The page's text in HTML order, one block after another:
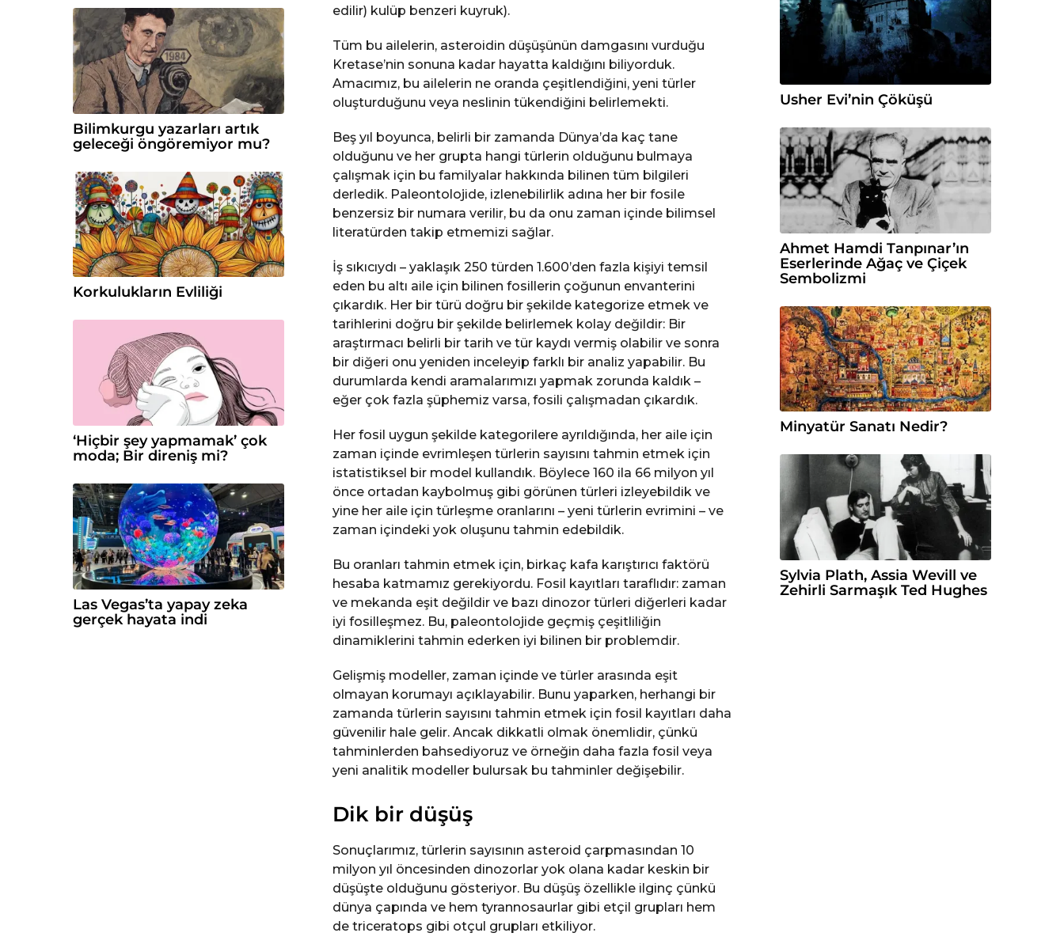
edilir) kulüp benzeri kuyruk).
Tüm bu ailelerin, asteroidin düşüşünün damgasını vurduğu
Kretase’nin sonuna kadar hayatta kaldığını biliyorduk.
Amacımız, bu ailelerin ne oranda çeşitlendiğini, yeni türler
oluşturduğunu veya neslinin tükendiğini belirlemekti.
Beş yıl boyunca, belirli bir zamanda Dünya’da kaç tane
olduğunu ve her grupta hangi türlerin olduğunu bulmaya
çalışmak için bu familyalar hakkında bilinen tüm bilgileri
derledik. Paleontolojide, izlenebilirlik adına her bir fosile
benzersiz bir numara verilir, bu da onu zaman içinde bilimsel
literatürden takip etmemizi sağlar.
İş sıkıcıydı – yaklaşık 250 türden 1.600’den fazla kişiyi temsil
eden bu altı aile için bilinen fosillerin çoğunun envanterini
çıkardık. Her bir türü doğru bir şekilde kategorize etmek ve
tarihlerini doğru bir şekilde belirlemek kolay değildir: Bir
araştırmacı belirli bir tarih ve tür kaydı vermiş olabilir ve sonra
bir diğeri onu yeniden inceleyip farklı bir analiz yapabilir. Bu
durumlarda kendi aramalarımızı yapmak zorunda kaldık –
eğer çok fazla şüphemiz varsa, fosili çalışmadan çıkardık.
Her fosil uygun şekilde kategorilere ayrıldığında, her aile için
zaman içinde evrimleşen türlerin sayısını tahmin etmek için
istatistiksel bir model kullandık. Böylece 160 ila 66 milyon yıl
önce ortadan kaybolmuş gibi görünen türleri izleyebildik ve
yine her aile için türleşme oranlarını – yeni türlerin evrimini – ve
zaman içindeki yok oluşunu tahmin edebildik.
Bu oranları tahmin etmek için, birkaç kafa karıştırıcı faktörü
hesaba katmamız gerekiyordu. Fosil kayıtları taraflıdır: zaman
ve mekanda eşit değildir ve bazı dinozor türleri diğerleri kadar
iyi fosilleşmez. Bu, paleontolojide geçmiş çeşitliliğin
dinamiklerini tahmin ederken iyi bilinen bir problemdir.
Gelişmiş modeller, zaman içinde ve türler arasında eşit
olmayan korumayı açıklayabilir. Bunu yaparken, herhangi bir
zamanda türlerin sayısını tahmin etmek için fosil kayıtları daha
güvenilir hale gelir. Ancak dikkatli olmak önemlidir, çünkü
tahminlerden bahsediyoruz ve örneğin daha fazla fosil veya
yeni analitik modeller bulursak bu tahminler değişebilir.
Dik bir düşüş
Sonuçlarımız, türlerin sayısının asteroid çarpmasından 10
milyon yıl öncesinden dinozorlar yok olana kadar keskin bir
düşüşte olduğunu gösteriyor. Bu düşüş özellikle ilginç çünkü
dünya çapında ve hem tyrannosaurlar gibi etçil grupları hem
de triceratops gibi otçul grupları etkiliyor.
Bilimkurgu yazarları artık
geleceği öngöremiyor mu?
Korkulukların Evliliği
‘Hiçbir şey yapmamak’ çok
moda; Bir direniş mi?
Las Vegas’ta yapay zeka
gerçek hayata indi
Usher Evi’nin Çöküşü
Ahmet Hamdi Tanpınar’ın
Eserlerinde Ağaç ve Çiçek
Sembolizmi
Minyatür Sanatı Nedir?
Sylvia Plath, Assia Wevill ve
Zehirli Sarmaşık Ted Hughes